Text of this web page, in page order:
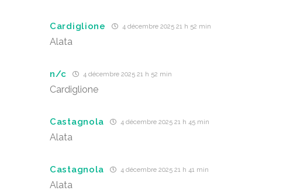
Cardiglione 4 décembre 2025 21 h 52 min
Alata
n/c 4 décembre 2025 21 h 52 min
Cardiglione
Castagnola 4 décembre 2025 21 h 45 min
Alata
Castagnola 4 décembre 2025 21 h 41 min
Alata